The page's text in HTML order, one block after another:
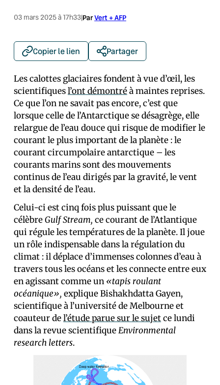
03 mars 2025 à 17h33|ParVert + AFP
Copier le lien Partager
Les calottes glaciaires fondent à vue d’œil, les
scientifiquesl’ont démontréà maintes reprises.
Ce que l’on ne savait pas encore, c’est que
lorsque celle de l’Antarctique se désagrège, elle
relargue de l’eau douce qui risque de modifier le
courant le plus important de la planète : le
courant circumpolaire antarctique – les
courants marins sont des mouvements
continus de l’eau dirigés par la gravité, le vent
et la densité de l’eau.
Celui-ci est cinq fois plus puissant que le
célèbreGulf Stream, ce courant de l’Atlantique
qui régule les températures de la planète. Il joue
un rôle indispensable dans la régulation du
climat : il déplace d’immenses colonnes d’eau à
travers tous les océans et les connecte entre eux
en agissant comme un «tapis roulant
océanique», explique Bishakhdatta Gayen,
scientifique à l’université de Melbourne et
coauteur del’étude parue sur le sujetce lundi
dans la revue scientifiqueEnvironmental
research letters.